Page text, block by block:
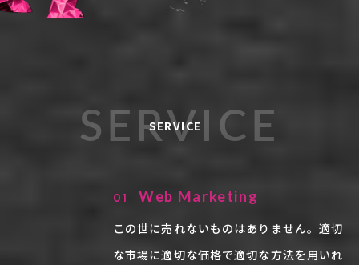
SERVICE
SERVICE
01 Web Marketing
この世に売れないものはありません。適切
な市場に適切な価格で適切な方法を用いれ